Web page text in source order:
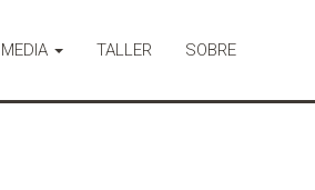
MEDIA TALLER SOBRE